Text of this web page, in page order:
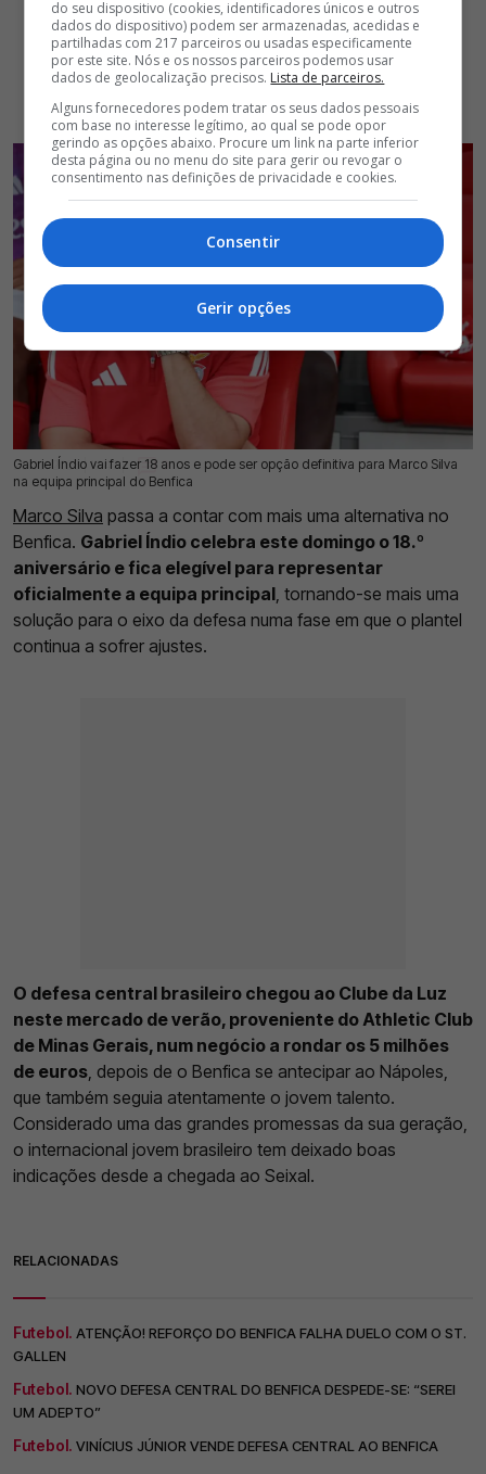
Gabriel Índio vai fazer 18 anos e pode ser opção definitiva para Marco Silva
na equipa principal do Benfica
25 Jul 2026 | 17:47 | 0
Marco Silva passa a contar com mais uma alternativa no
Benfica. Gabriel Índio celebra este domingo o 18.º
aniversário e fica elegível para representar
oficialmente a equipa principal , tornando-se mais uma
solução para o eixo da defesa numa fase em que o plantel
continua a sofrer ajustes.
O defesa central brasileiro chegou ao Clube da Luz
neste mercado de verão, proveniente do Athletic Club
de Minas Gerais, num negócio a rondar os 5 milhões
de euros , depois de o Benfica se antecipar ao Nápoles,
que também seguia atentamente o jovem talento.
Considerado uma das grandes promessas da sua geração,
o internacional jovem brasileiro tem deixado boas
indicações desde a chegada ao Seixal.
RELACIONADAS
Futebol. ATENÇÃO! REFORÇO DO BENFICA FALHA DUELO COM O ST.
GALLEN
Futebol. NOVO DEFESA CENTRAL DO BENFICA DESPEDE-SE: “SEREI
UM ADEPTO”
Futebol. VINÍCIUS JÚNIOR VENDE DEFESA CENTRAL AO BENFICA
do seu dispositivo (cookies, identificadores únicos e outros
dados do dispositivo) podem ser armazenadas, acedidas e
partilhadas com 217 parceiros ou usadas especificamente
por este site. Nós e os nossos parceiros podemos usar
dados de geolocalização precisos. Lista de parceiros.
Alguns fornecedores podem tratar os seus dados pessoais
com base no interesse legítimo, ao qual se pode opor
gerindo as opções abaixo. Procure um link na parte inferior
desta página ou no menu do site para gerir ou revogar o
consentimento nas definições de privacidade e cookies.
Consentir
Gerir opções